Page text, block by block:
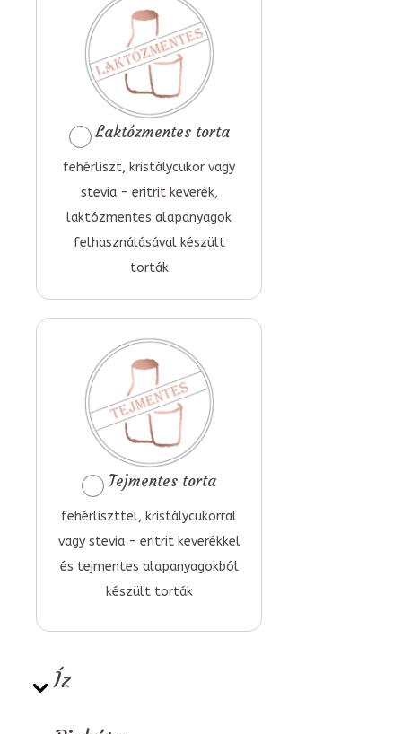
Laktózmentes torta
fehérliszt, kristálycukor vagy
stevia - eritrit keverék,
laktózmentes alapanyagok
felhasználásával készült
torták
Tejmentes torta
fehérliszttel, kristálycukorral
vagy stevia - eritrit keverékkel
és tejmentes alapanyagokból
készült torták
Íz